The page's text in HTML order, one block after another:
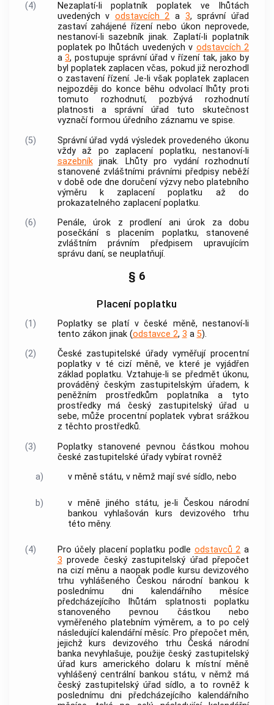
(4)
Nezaplatí-lipoplatník poplatek ve lhůtách
uvedených v odstavcích 2 a 3, správní úřad
zastaví zahájené řízení neboúkon neprovede,
nestanoví-lisazebník jinak. Zaplatí-li poplatník
poplatekpo lhůtách uvedených v odstavcích 2
a3, postupuje správní úřad v řízení tak, jako by
byl poplatekzaplacen včas, pokud již nerozhodl
o zastavení řízení. Je-li všakpoplatek zaplacen
nejpozději do konce běhu odvolací lhůty proti
tomuto rozhodnutí, pozbývá rozhodnutí
platnosti a správní úřad tuto skutečnost
vyznačí formou úředního záznamu ve spise.
(5)
Správní úřad vydá výsledek provedeného úkonu
vždy až po zaplacení poplatku, nestanoví-li
sazebníkjinak. Lhůty pro vydání rozhodnutí
stanovené zvláštními právními předpisy neběží
v době ode dne doručení výzvy nebo platebního
výměru k zaplacenípoplatku až do
prokazatelného zaplacenípoplatku.
(6)
Penále, úrok z prodlení ani úrok za dobu
posečkání s placením poplatku, stanovené
zvláštním právním předpisem upravujícím
správu daní, se neuplatňují.
§ 6
Placení poplatku
(1) Poplatkyse platí v české měně, nestanoví-li
tento zákon jinak (odstavce 2, 3 a 5).
(2)
České zastupitelské úřady vyměřují procentní
poplatkyv té cizí měně, ve které je vyjádřen
základ poplatku. Vztahuje-li se předmět úkonu,
prováděný českým zastupitelským úřadem, k
peněžním prostředkům poplatníkaa tyto
prostředky má český zastupitelský úřad u
sebe, může procentní poplatek vybrat srážkou
z těchto prostředků.
(3)
Poplatkystanovené pevnou částkou mohou
české zastupitelské úřady vybírat rovněž
a)
v měně státu, v němž mají své sídlo, nebo
b)
v měně jiného státu, je-li Českou národní
bankou vyhlašován kurs devizového trhu
této měny.
(4) Pro účely placenípoplatku podle odstavců 2 a
3 provede český zastupitelský úřad přepočet
na cizí měnu a naopak podle kursu devizového
trhu vyhlášeného Českou národní bankou k
poslednímu dni kalendářního měsíce
předcházejícího lhůtám splatnosti poplatku
stanoveného pevnou částkou nebo
vyměřeného platebním výměrem, a to po celý
následující kalendářní měsíc. Pro přepočet měn,
jejichž kurs devizového trhu Česká národní
banka nevyhlašuje, použije český zastupitelský
úřad kurs amerického dolaru k místní měně
vyhlášený centrální bankou státu, v němž má
český zastupitelský úřad sídlo, a to rovněž k
poslednímu dni předcházejícího kalendářního